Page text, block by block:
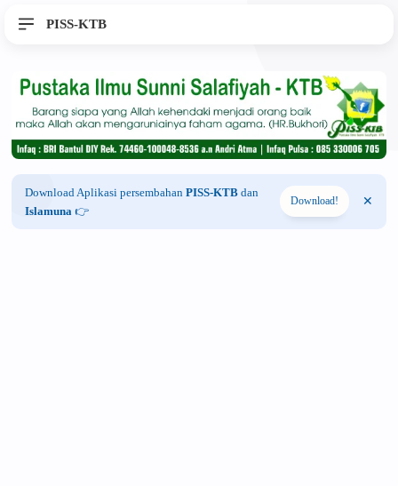
PISS-KTB
Download Aplikasi persembahan PISS-KTB dan
Islamuna 👉
Download!